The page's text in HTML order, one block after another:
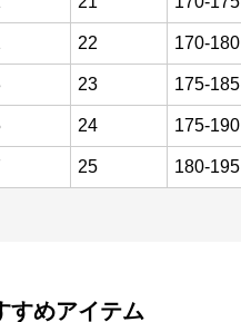
22 170-180
23 175-185
24 175-190
25 180-195
すめアイテム